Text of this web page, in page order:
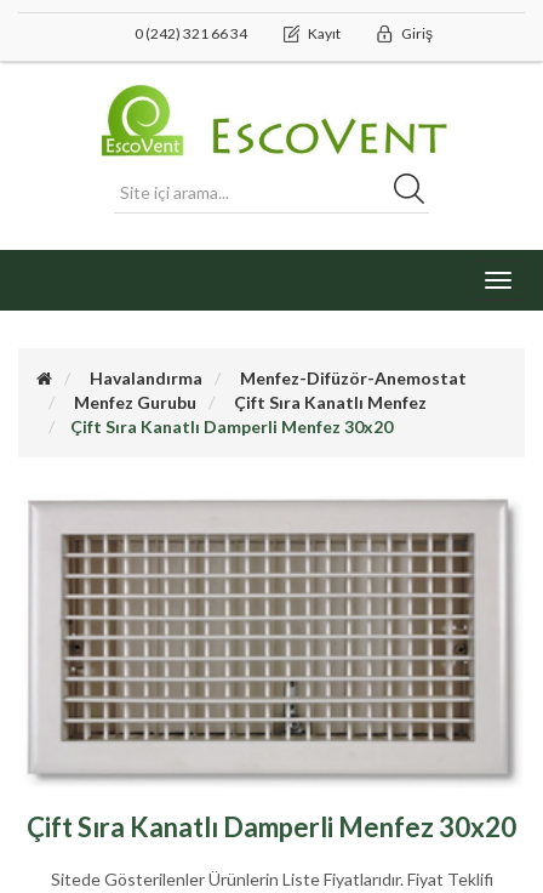
0 (242) 321 66 34 Kayıt Giriş
Havalandırma
Menfez-Difüzör-Anemostat
Menfez Gurubu
Çift Sıra Kanatlı Menfez
Çift Sıra Kanatlı Damperli Menfez 30x20
Çift Sıra Kanatlı Damperli Menfez 30x20
Sitede Gösterilenler Ürünlerin Liste Fiyatlarıdır. Fiyat Teklifi